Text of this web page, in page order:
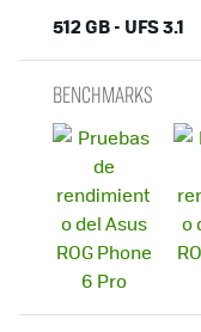
512 GB - UFS 3.1
BENCHMARKS